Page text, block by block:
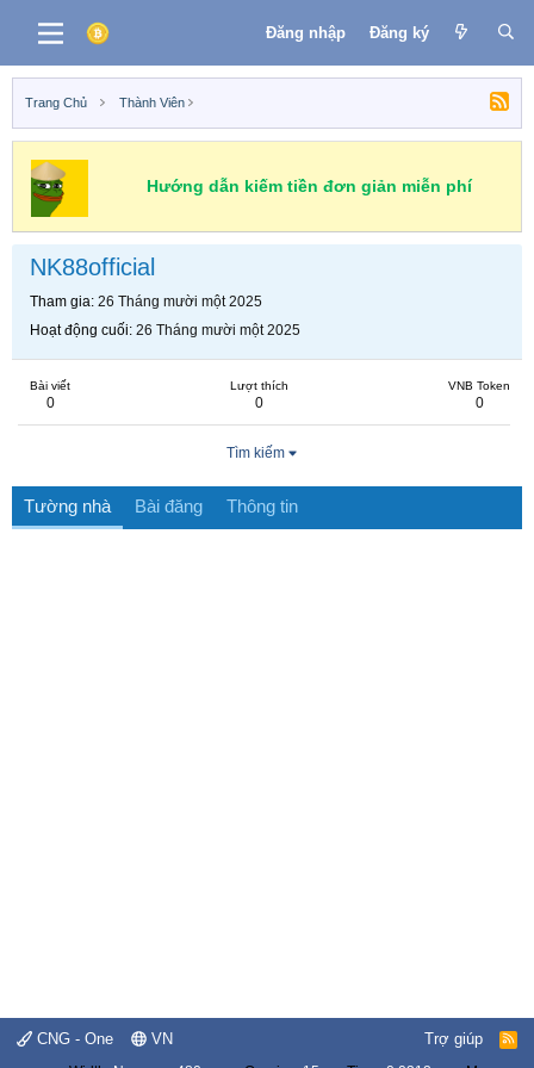
Đăng nhập Đăng ký
Trang Chủ Thành Viên
Hướng dẫn kiếm tiền đơn giản miễn phí
NK88official
Tham gia 26 Tháng mười một 2025
Hoạt động cuối 26 Tháng mười một 2025
Bài viết
0
Lượt thích
0
VNB Token
0
Tìm kiếm
Tường nhà Bài đăng Thông tin
CNG - One VN Trợ giúp
R